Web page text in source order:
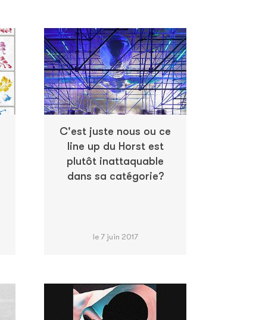
C'est juste nous ou ce
line up du Horst est
plutôt inattaquable
dans sa catégorie?
le 7 juin 2017